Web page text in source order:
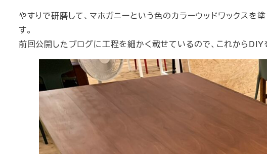
やすりで研磨して、マホガニーという色のカラーウッドワックスを
す。
前回公開したブログに工程を細かく載せているので、これから